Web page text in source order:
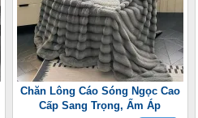
Chăn Lông Cáo Sóng Ngọc Cao
Cấp Sang Trọng, Ấm Áp